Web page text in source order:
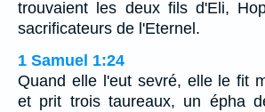
trouvaient les deux fils d'Eli,
sacrificateurs de l'Eternel.
1 Samuel 1:24
Quand elle l'eut sevré, elle le fit
et prit trois taureaux, un épha